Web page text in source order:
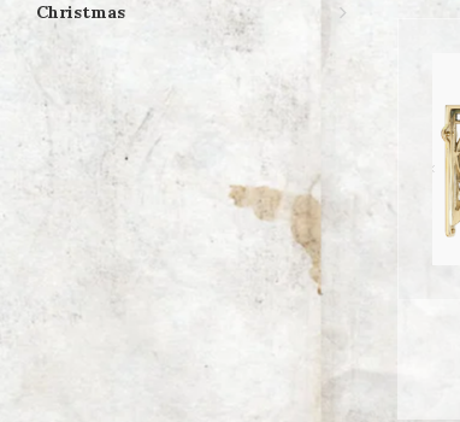
Christmas